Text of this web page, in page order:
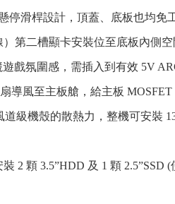
停滑桿設計，頂蓋、底板也均免
第二槽顯卡安裝位至底板內側
戲氛圍感，需插入到有效 5V
導風至主板艙，給主板
級機殼的散熱力，整機可安裝
2 顆 3.5”HDD 及 1 顆 2.5”SSD